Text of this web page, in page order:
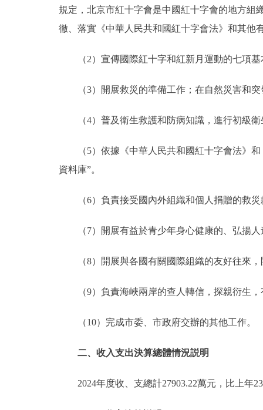
規定，北京市紅十字會是中國紅十字會的地方組
徹、落實《中華人民共和國紅十字會法》和其他
（2）宣傳國際紅十字和紅新月運動的七項
（3）開展救災的準備工作；在自然災害和
（4）普及衛生救護和防病知識，進行初級
（5）依據《中華人民共和國紅十字會法》
資料庫”。
（6）負責接受國內外組織和個人捐贈的救
（7）開展有益於青少年身心健康的、弘揚
（8）開展與各國有關國際組織的友好往來
（9）負責海峽兩岸的查人轉信，探親衍生
（10）完成市委、市政府交辦的其他工作。
二、收入支出決算總體情況説明
2024年度收、支總計27903.22萬元，比上年